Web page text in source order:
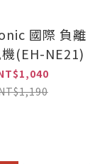
國際 負離
(EH-NE21)